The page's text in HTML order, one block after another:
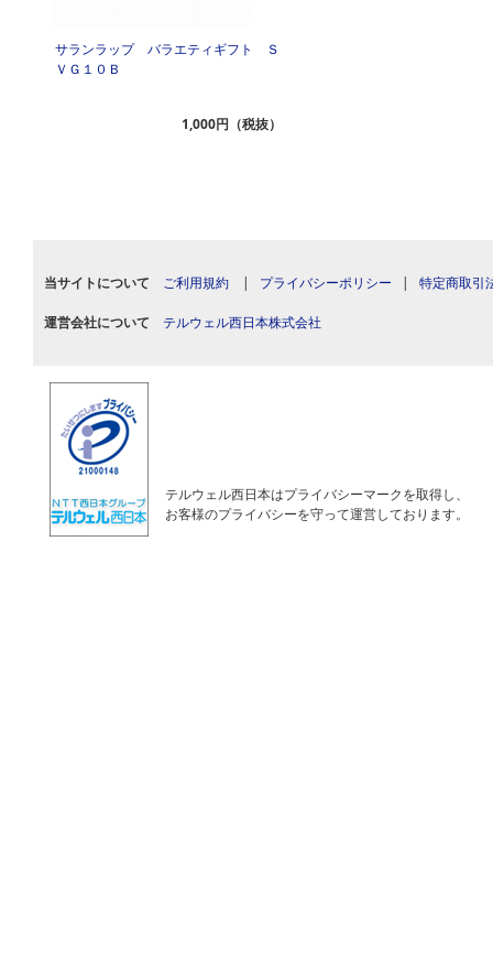
サランラップ バラエティギフト Ｓ
ＶＧ１０Ｂ
1,000円（税抜）
当サイトについて ご利用規約 | プライバシーポリシー | 特定商取引
運営会社について テルウェル西日本株式会社
テルウェル西日本はプライバシーマークを取得し、
お客様のプライバシーを守って運営しております。